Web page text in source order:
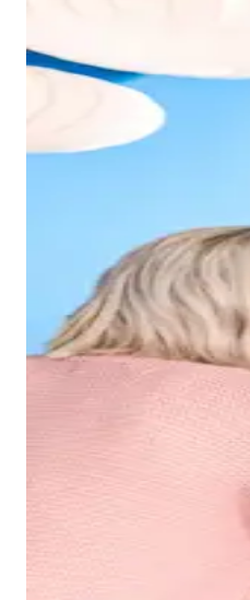
Grazie al bordo sottile del
ottiene un bacino interno
possibile, ad esempio,